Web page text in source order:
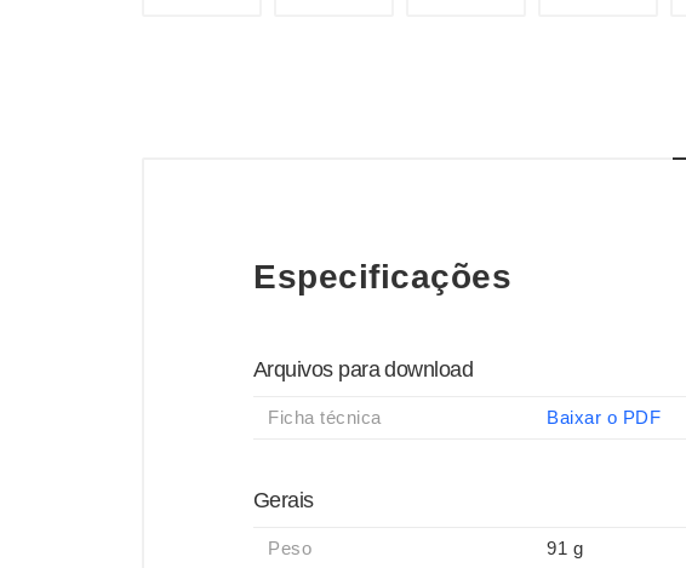
Especificações
Arquivos para download
Ficha técnica Baixar o PDF
Gerais
Peso 91 g